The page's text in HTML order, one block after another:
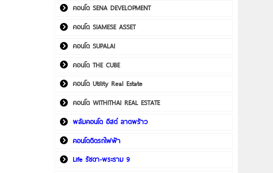
คอนโด SENA DEVELOPMENT
คอนโด SIAMESE ASSET
คอนโด SUPALAI
คอนโด THE CUBE
คอนโด Utility Real Estate
คอนโด WITHITHAI REAL ESTATE
พลัมคอนโด อีสต์ ลาดพร้าว
คอนโดติดรถไฟฟ้า
Life รัชดา-พระราม 9